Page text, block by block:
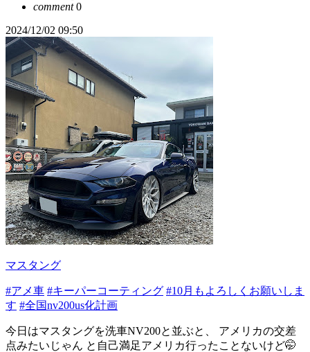
comment0
2024/12/02 09:50
マスタング
#アメ車 #キーパーコーティング #10月もよろしくお願いしま
す #全国nv200us化計画
今日はマスタングを洗車NV200と並ぶと、 アメリカの交差
点みたいじゃん と自己満足アメリカ行ったことないけど🤭